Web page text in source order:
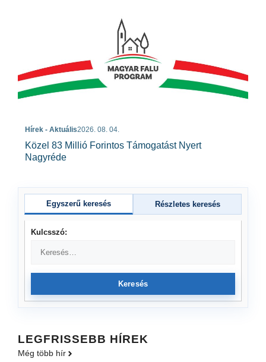
Hírek - Aktuális2026. 08. 04.
Közel 83 Millió Forintos Támogatást Nyert
Nagyréde
Egyszerű keresés Részletes keresés
Kulcsszó:
Keresés
LEGFRISSEBB HÍREK
Még több hír